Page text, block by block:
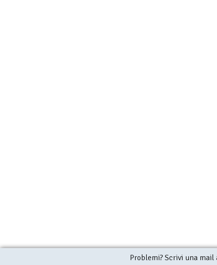
Problemi? Scrivi una